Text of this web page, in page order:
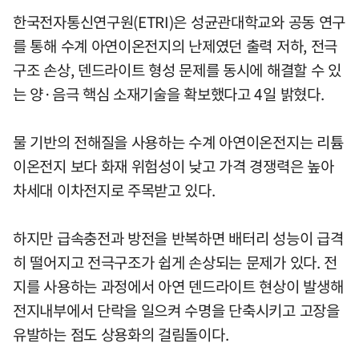
한국전자통신연구원(ETRI)은 성균관대학교와 공동 연구
를 통해 수계 아연이온전지의 난제였던 출력 저하, 전극
구조 손상, 덴드라이트 형성 문제를 동시에 해결할 수 있
는 양·음극 핵심 소재기술을 확보했다고 4일 밝혔다.
물 기반의 전해질을 사용하는 수계 아연이온전지는 리튬
이온전지 보다 화재 위험성이 낮고 가격 경쟁력은 높아
차세대 이차전지로 주목받고 있다.
하지만 급속충전과 방전을 반복하면 배터리 성능이 급격
히 떨어지고 전극구조가 쉽게 손상되는 문제가 있다. 전
지를 사용하는 과정에서 아연 덴드라이트 현상이 발생해
전지내부에서 단락을 일으켜 수명을 단축시키고 고장을
유발하는 점도 상용화의 걸림돌이다.